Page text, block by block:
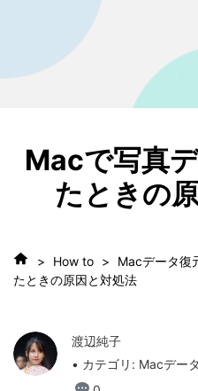
• ビデオ修復・復元
• データ復元ソフトレビュー
Macで写真
たときの
> How to > Macデータ復
たときの原因と対処法
渡辺純子
• カテゴリ: Macデー